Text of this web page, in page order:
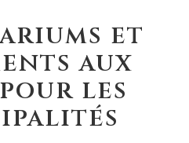
et
aux
les